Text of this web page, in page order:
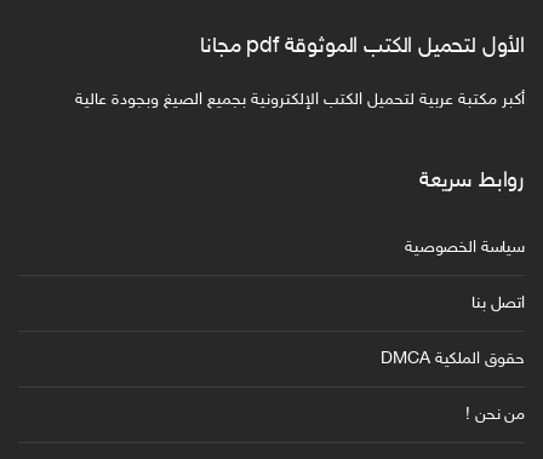
الأول لتحميل الكتب الموثوقة pdf مجانا
أكبر مكتبة عربية لتحميل الكتب الإلكترونية بجميع الصيغ وبجودة عالية
روابط سريعة
سياسة الخصوصية
اتصل بنا
حقوق الملكية DMCA
من نحن !